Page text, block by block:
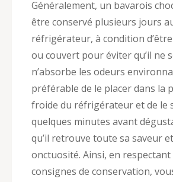
Généralement, un bavarois
être conservé plusieurs jours
réfrigérateur, à condition
ou couvert pour éviter qu’il ne
n’absorbe les odeurs
préférable de le placer dans la
froide du réfrigérateur et de le
quelques minutes avant
qu’il retrouve toute sa saveur
onctuosité. Ainsi, en respectant
consignes de conservation,